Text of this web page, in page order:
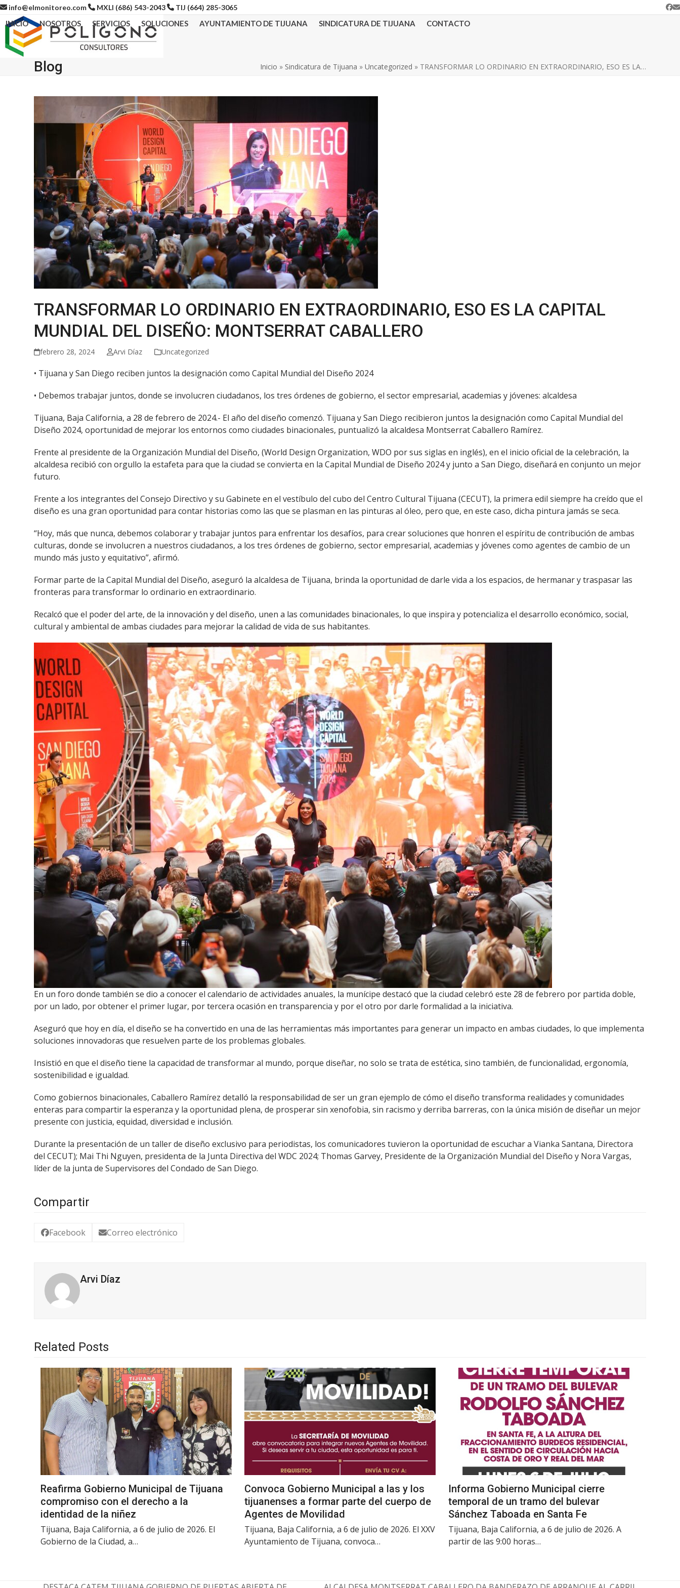
Skip
content
info@elmonitoreo.com MXLI (686) 543-2043 TIJ (664) 285-3065
INICIO NOSOTROS SERVICIOS SOLUCIONES AYUNTAMIENTO DE TIJUANA SINDICATURA DE TIJUANA CONTACTO
Blog Inicio » Sindicatura de Tijuana » Uncategorized » TRANSFORMAR LO ORDINARIO EN EXTRAORDINARIO, ESO ES LA…
TRANSFORMAR LO ORDINARIO EN EXTRAORDINARIO, ESO ES LA CAPITAL
MUNDIAL DEL DISEÑO: MONTSERRAT CABALLERO
febrero 28, 2024 Arvi Díaz Uncategorized
• Tijuana y San Diego reciben juntos la designación como Capital Mundial del Diseño 2024
• Debemos trabajar juntos, donde se involucren ciudadanos, los tres órdenes de gobierno, el sector empresarial, academias y jóvenes: alcaldesa
Tijuana, Baja California, a 28 de febrero de 2024.- El año del diseño comenzó. Tijuana y San Diego recibieron juntos la designación como Capital Mundial del
Diseño 2024, oportunidad de mejorar los entornos como ciudades binacionales, puntualizó la alcaldesa Montserrat Caballero Ramírez.
Frente al presidente de la Organización Mundial del Diseño, (World Design Organization, WDO por sus siglas en inglés), en el inicio oficial de la celebración, la
alcaldesa recibió con orgullo la estafeta para que la ciudad se convierta en la Capital Mundial de Diseño 2024 y junto a San Diego, diseñará en conjunto un mejor
futuro.
Frente a los integrantes del Consejo Directivo y su Gabinete en el vestíbulo del cubo del Centro Cultural Tijuana (CECUT), la primera edil siempre ha creído que el
diseño es una gran oportunidad para contar historias como las que se plasman en las pinturas al óleo, pero que, en este caso, dicha pintura jamás se seca.
“Hoy, más que nunca, debemos colaborar y trabajar juntos para enfrentar los desafíos, para crear soluciones que honren el espíritu de contribución de ambas
culturas, donde se involucren a nuestros ciudadanos, a los tres órdenes de gobierno, sector empresarial, academias y jóvenes como agentes de cambio de un
mundo más justo y equitativo”, afirmó.
Formar parte de la Capital Mundial del Diseño, aseguró la alcaldesa de Tijuana, brinda la oportunidad de darle vida a los espacios, de hermanar y traspasar las
fronteras para transformar lo ordinario en extraordinario.
Recalcó que el poder del arte, de la innovación y del diseño, unen a las comunidades binacionales, lo que inspira y potencializa el desarrollo económico, social,
cultural y ambiental de ambas ciudades para mejorar la calidad de vida de sus habitantes.
En un foro donde también se dio a conocer el calendario de actividades anuales, la munícipe destacó que la ciudad celebró este 28 de febrero por partida doble,
por un lado, por obtener el primer lugar, por tercera ocasión en transparencia y por el otro por darle formalidad a la iniciativa.
Aseguró que hoy en día, el diseño se ha convertido en una de las herramientas más importantes para generar un impacto en ambas ciudades, lo que implementa
soluciones innovadoras que resuelven parte de los problemas globales.
Insistió en que el diseño tiene la capacidad de transformar al mundo, porque diseñar, no solo se trata de estética, sino también, de funcionalidad, ergonomía,
sostenibilidad e igualdad.
Como gobiernos binacionales, Caballero Ramírez detalló la responsabilidad de ser un gran ejemplo de cómo el diseño transforma realidades y comunidades
enteras para compartir la esperanza y la oportunidad plena, de prosperar sin xenofobia, sin racismo y derriba barreras, con la única misión de diseñar un mejor
presente con justicia, equidad, diversidad e inclusión.
Durante la presentación de un taller de diseño exclusivo para periodistas, los comunicadores tuvieron la oportunidad de escuchar a Vianka Santana, Directora
del CECUT); Mai Thi Nguyen, presidenta de la Junta Directiva del WDC 2024; Thomas Garvey, Presidente de la Organización Mundial del Diseño y Nora Vargas,
líder de la junta de Supervisores del Condado de San Diego.
Compartir
Facebook Correo electrónico
Arvi Díaz
Related Posts
Reafirma Gobierno Municipal de Tijuana
compromiso con el derecho a la
identidad de la niñez
Tijuana, Baja California, a 6 de julio de 2026. El
Gobierno de la Ciudad, a…
Convoca Gobierno Municipal a las y los
tijuanenses a formar parte del cuerpo de
Agentes de Movilidad
Tijuana, Baja California, a 6 de julio de 2026. El XXV
Ayuntamiento de Tijuana, convoca…
Informa Gobierno Municipal cierre
temporal de un tramo del bulevar
Sánchez Taboada en Santa Fe
Tijuana, Baja California, a 6 de julio de 2026. A
partir de las 9:00 horas…